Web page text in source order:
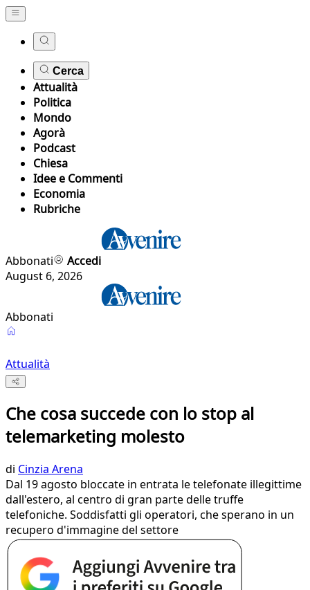
Cerca
Attualità
Politica
Mondo
Agorà
Podcast
Chiesa
Idee e Commenti
Economia
Rubriche
Abbonati
Accedi
August 6, 2026
Abbonati
Attualità
Che cosa succede con lo stop al
telemarketing molesto
di Cinzia Arena
Dal 19 agosto bloccate in entrata le telefonate illegittime
dall'estero, al centro di gran parte delle truffe
telefoniche. Soddisfatti gli operatori, che sperano in un
recupero d'immagine del settore